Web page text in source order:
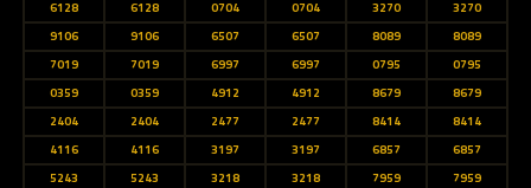
6128
6128 0704 0704 3270
3270
9106
9106 6507 6507 8089
8089
7019
7019 6997 6997 0795
0795
0359
0359 4912 4912 8679
8679
2404
2404 2477 2477 8414
8414
4116
4116 3197 3197 6857
6857
5243
5243 3218 3218 7959
7959